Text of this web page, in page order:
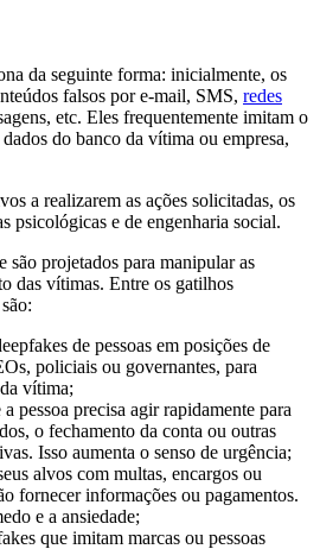
da seguinte forma: inicialmente, os
falsos por e-mail, SMS, redes
etc. Eles frequentemente imitam o
do banco da vítima ou empresa,
a realizarem as ações solicitadas, os
psicológicas e de engenharia social.
são projetados para manipular as
das vítimas. Entre os gatilhos
de pessoas em posições de
policiais ou governantes, para
vítima;
pessoa precisa agir rapidamente para
o fechamento da conta ou outras
Isso aumenta o senso de urgência;
alvos com multas, encargos ou
fornecer informações ou pagamentos.
e a ansiedade;
que imitam marcas ou pessoas